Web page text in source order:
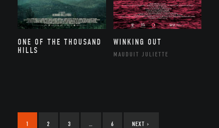
ONE OF THE THOUSAND
HILLS
WINKING OUT
MAUDUIT JULIETTE
1 2 3 6 NEXT ›